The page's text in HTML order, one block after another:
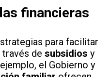
financieras
para facilitar
de subsidios y
el Gobierno y